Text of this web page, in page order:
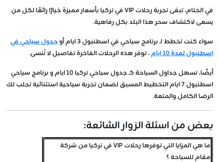
في الختام، تبقى تجربة رحلات VIP في تركيا بأسعار مميزة خيارًا رائعًا لكل من
يسعى لاكتشاف سحر هذا البلد بكل رفاهية.
سواء كنت تخطط لـ برنامج سياحي في اسطنبول 3 ايام أو
جدول سياحي في
اسطنبول لمدة 10 ايام
، توفر هذه الرحلات الفاخرة تفاصيل لا تُنسى.
أيضًا، تسهل جداول السياحة كـ جدول سياحي تركيا 10 ايام و برنامج سياحي
اسطنبول 7 ايام التخطيط المسبق لضمان تجربة سياحية استثنائية تجلب لك
الرضا الكامل والمتعة.
بعض من اسئلة الزوار الشائعة:
ما هي المزايا التي توفرها رحلات VIP في تركيا من شركة
مقام للسياحة ؟